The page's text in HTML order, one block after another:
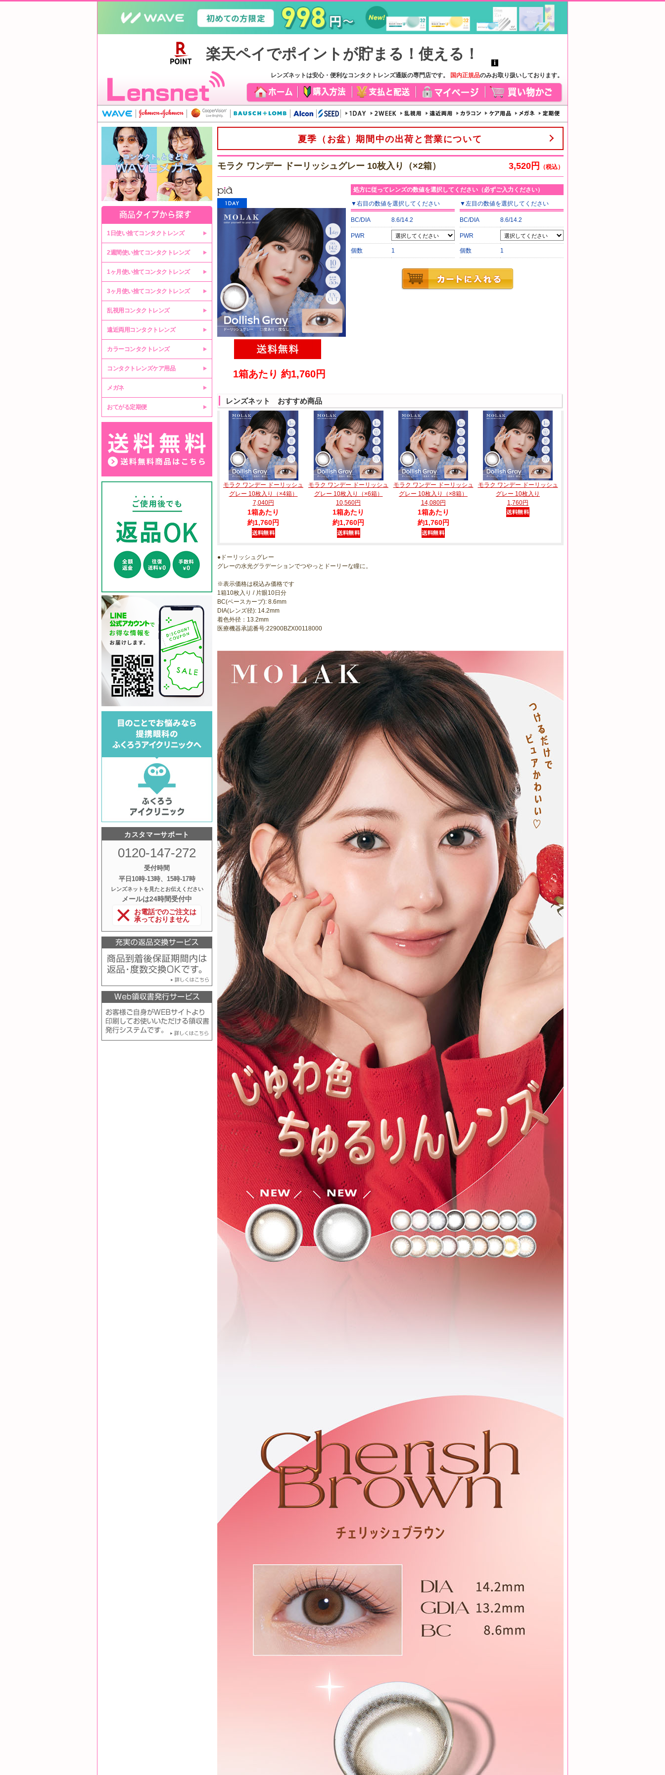
レンズネットは安心・便利なコンタクトレンズ通販の専門店です。 国内正規品のみお取り扱いしております。
1日使い捨てコンタクトレンズ
2週間使い捨てコンタクトレンズ
1ヶ月使い捨てコンタクトレンズ
3ヶ月使い捨てコンタクトレンズ
乱視用コンタクトレンズ
遠近両用コンタクトレンズ
カラーコンタクトレンズ
コンタクトレンズケア用品
メガネ
おてがる定期便
カスタマーサポート
0120-147-272
受付時間
平日10時‐13時、15時‐17時
レンズネットを見たとお伝えください
メールは24時間受付中
お電話でのご注文は
承っておりません
夏季（お盆）期間中の出荷と営業について
モラク ワンデー ドーリッシュグレー 10枚入り（×2箱） 3,520円 （税込）
1箱あたり 約1,760円
処方に従ってレンズの数値を選択してください（必ずご入力ください）
▼右目の数値を選択してください
BC/DIA 8.6/14.2
PWR
個数 1
▼左目の数値を選択してください
BC/DIA 8.6/14.2
PWR
個数 1
レンズネット おすすめ商品
モラク ワンデー ドーリッシュ
グレー 10枚入り（×4箱）
7,040円
1箱あたり
約1,760円
モラク ワンデー ドーリッシュ
グレー 10枚入り（×6箱）
10,560円
1箱あたり
約1,760円
モラク ワンデー ドーリッシュ
グレー 10枚入り（×8箱）
14,080円
1箱あたり
約1,760円
モラク ワンデー ドーリッシュ
グレー 10枚入り
1,760円
●ドーリッシュグレー
グレーの水光グラデーションでつやっとドーリーな瞳に。
※表示価格は税込み価格です
1箱10枚入り / 片眼10日分
BC(ベースカーブ): 8.6mm
DIA(レンズ径): 14.2mm
着色外径：13.2mm
医療機器承認番号:22900BZX00118000